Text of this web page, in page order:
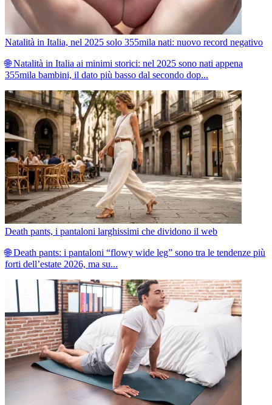
Natalità in Italia, nel 2025 solo 355mila nati: nuovo record negativo
🌐 Natalità in Italia ai minimi storici: nel 2025 sono nati appena
355mila bambini, il dato più basso dal secondo dop...
Death pants, i pantaloni larghissimi che dividono il web
🌐 Death pants: i pantaloni “flowy wide leg” sono tra le tendenze più
forti dell’estate 2026, ma su...